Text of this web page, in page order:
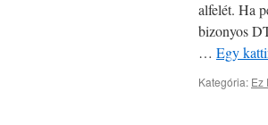
alfelét. Ha
bizonyos
… Egy
Kategória: Ez